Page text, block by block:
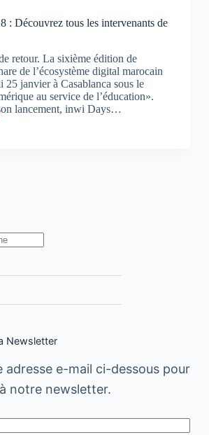
: Découvrez tous les intervenants de
retour. La sixième édition de
de l’écosystème digital marocain
25 janvier à Casablanca sous le
au service de l’éducation».
lancement, inwi Days…
Newsletter
adresse e-mail ci-dessous pour
notre newsletter.